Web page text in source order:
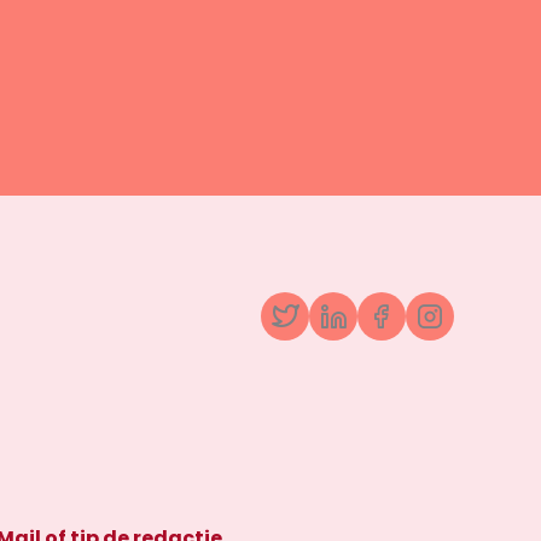
TwitterLinkedInFacebook